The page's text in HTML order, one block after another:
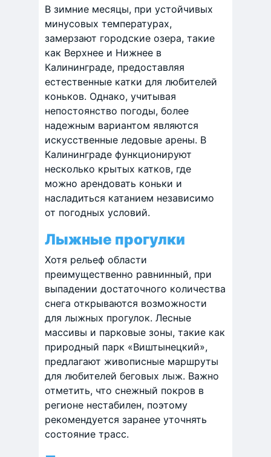
В зимние месяцы, при устойчивых
минусовых температурах,
замерзают городские озера, такие
как Верхнее и Нижнее в
Калининграде, предоставляя
естественные катки для любителей
коньков. Однако, учитывая
непостоянство погоды, более
надежным вариантом являются
искусственные ледовые арены. В
Калининграде функционируют
несколько крытых катков, где
можно арендовать коньки и
насладиться катанием независимо
от погодных условий.
Лыжные прогулки
Хотя рельеф области
преимущественно равнинный, при
выпадении достаточного количества
снега открываются возможности
для лыжных прогулок. Лесные
массивы и парковые зоны, такие как
природный парк «Виштынецкий»,
предлагают живописные маршруты
для любителей беговых лыж. Важно
отметить, что снежный покров в
регионе нестабилен, поэтому
рекомендуется заранее уточнять
состояние трасс. ​